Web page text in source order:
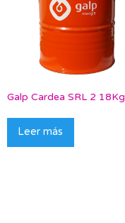
Galp Cardea SRL 2 18Kg
Leer más